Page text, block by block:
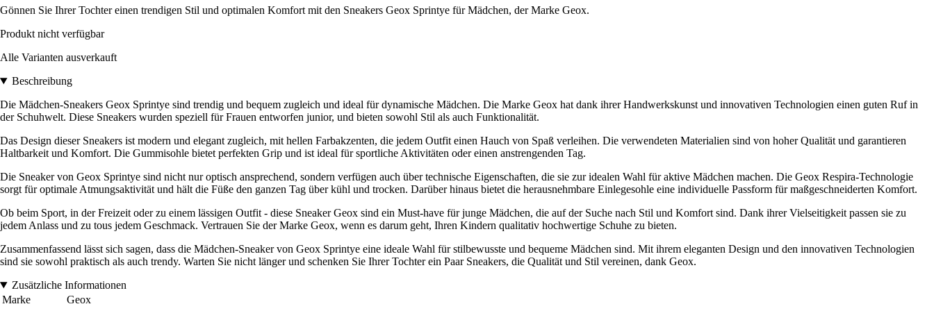
Gönnen Sie Ihrer Tochter einen trendigen Stil und optimalen Komfort mit den Sneakers Geox Sprintye für Mädchen, der Marke Geox.
Produkt nicht verfügbar
Alle Varianten ausverkauft
Beschreibung
Die Mädchen-Sneakers Geox Sprintye sind trendig und bequem zugleich und ideal für dynamische Mädchen. Die Marke Geox hat dank ihrer Handwerkskunst und innovativen Technologien einen guten Ruf in
der Schuhwelt. Diese Sneakers wurden speziell für Frauen entworfen junior, und bieten sowohl Stil als auch Funktionalität.
Das Design dieser Sneakers ist modern und elegant zugleich, mit hellen Farbakzenten, die jedem Outfit einen Hauch von Spaß verleihen. Die verwendeten Materialien sind von hoher Qualität und garantieren
Haltbarkeit und Komfort. Die Gummisohle bietet perfekten Grip und ist ideal für sportliche Aktivitäten oder einen anstrengenden Tag.
Die Sneaker von Geox Sprintye sind nicht nur optisch ansprechend, sondern verfügen auch über technische Eigenschaften, die sie zur idealen Wahl für aktive Mädchen machen. Die Geox Respira-Technologie
sorgt für optimale Atmungsaktivität und hält die Füße den ganzen Tag über kühl und trocken. Darüber hinaus bietet die herausnehmbare Einlegesohle eine individuelle Passform für maßgeschneiderten Komfort.
Ob beim Sport, in der Freizeit oder zu einem lässigen Outfit - diese Sneaker Geox sind ein Must-have für junge Mädchen, die auf der Suche nach Stil und Komfort sind. Dank ihrer Vielseitigkeit passen sie zu
jedem Anlass und zu tous jedem Geschmack. Vertrauen Sie der Marke Geox, wenn es darum geht, Ihren Kindern qualitativ hochwertige Schuhe zu bieten.
Zusammenfassend lässt sich sagen, dass die Mädchen-Sneaker von Geox Sprintye eine ideale Wahl für stilbewusste und bequeme Mädchen sind. Mit ihrem eleganten Design und den innovativen Technologien
sind sie sowohl praktisch als auch trendy. Warten Sie nicht länger und schenken Sie Ihrer Tochter ein Paar Sneakers, die Qualität und Stil vereinen, dank Geox.
Zusätzliche Informationen
Marke
Geox